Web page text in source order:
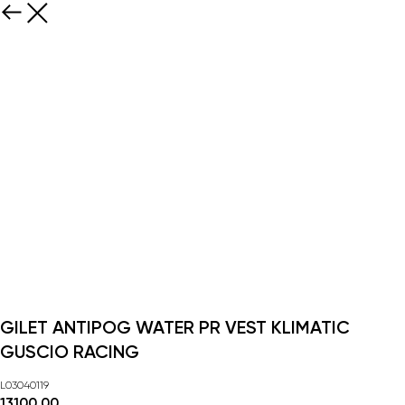
GILET ANTIPOG WATER PR VEST KLIMATIC
GUSCIO RACING
L03040119